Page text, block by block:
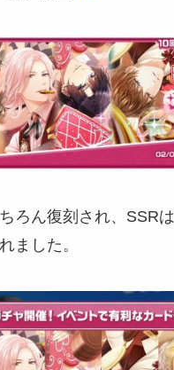
ろん復刻され、SSR
ました。